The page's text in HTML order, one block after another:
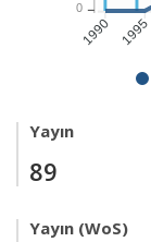
1990 1995
0
Yayın
89
Yayın (WoS)